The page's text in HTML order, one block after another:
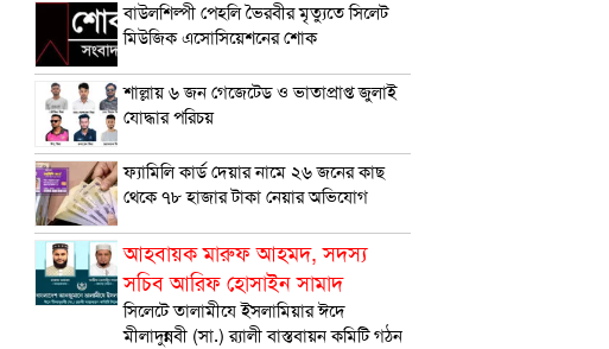
বাউলশিল্পী পেহলি ভৈরবীর মৃত্যুতে সিলেট
মিউজিক এসোসিয়েশনের শোক
শাল্লায় ৬ জন গেজেটেড ও ভাতাপ্রাপ্ত জুলাই
যোদ্ধার পরিচয়
ফ্যামিলি কার্ড দেয়ার নামে ২৬ জনের কাছ
থেকে ৭৮ হাজার টাকা নেয়ার অভিযোগ
আহবায়ক মারুফ আহমদ, সদস্য
সচিব আরিফ হোসাইন সামাদ
সিলেটে তালামীযে ইসলামিয়ার ঈদে
মীলাদুন্নবী (সা.) র‌্যালী বাস্তবায়ন কমিটি গঠন